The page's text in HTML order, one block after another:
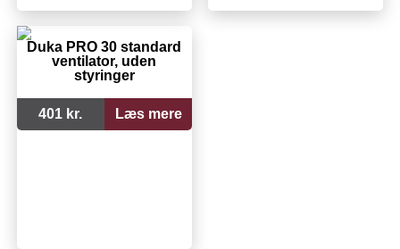
Duka PRO 30 standard
ventilator, uden
styringer
401 kr. Læs mere